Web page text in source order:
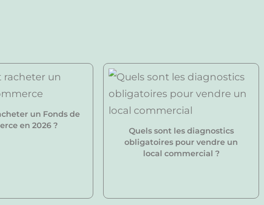
un Fonds de
en 2026 ?
Quels sont les diagnostics
obligatoires pour vendre un
local commercial ?